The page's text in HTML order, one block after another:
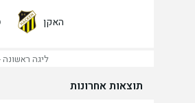
האקן
ליגה
תוצאות אחרונות